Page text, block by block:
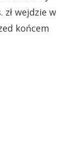
wejdzie w
końcem